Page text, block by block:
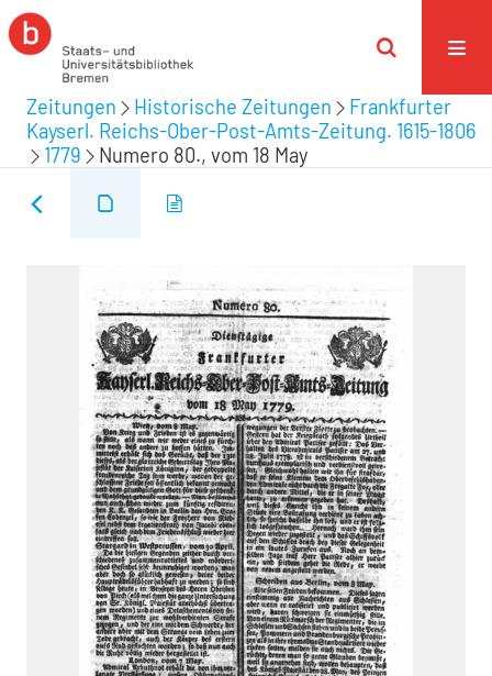
Zeitungen Historische Zeitungen
Frankfurter
Kayserl. Reichs-Ober-Post-Amts-Zeitung. 1615-1806
1779
Numero 80., vom 18 May